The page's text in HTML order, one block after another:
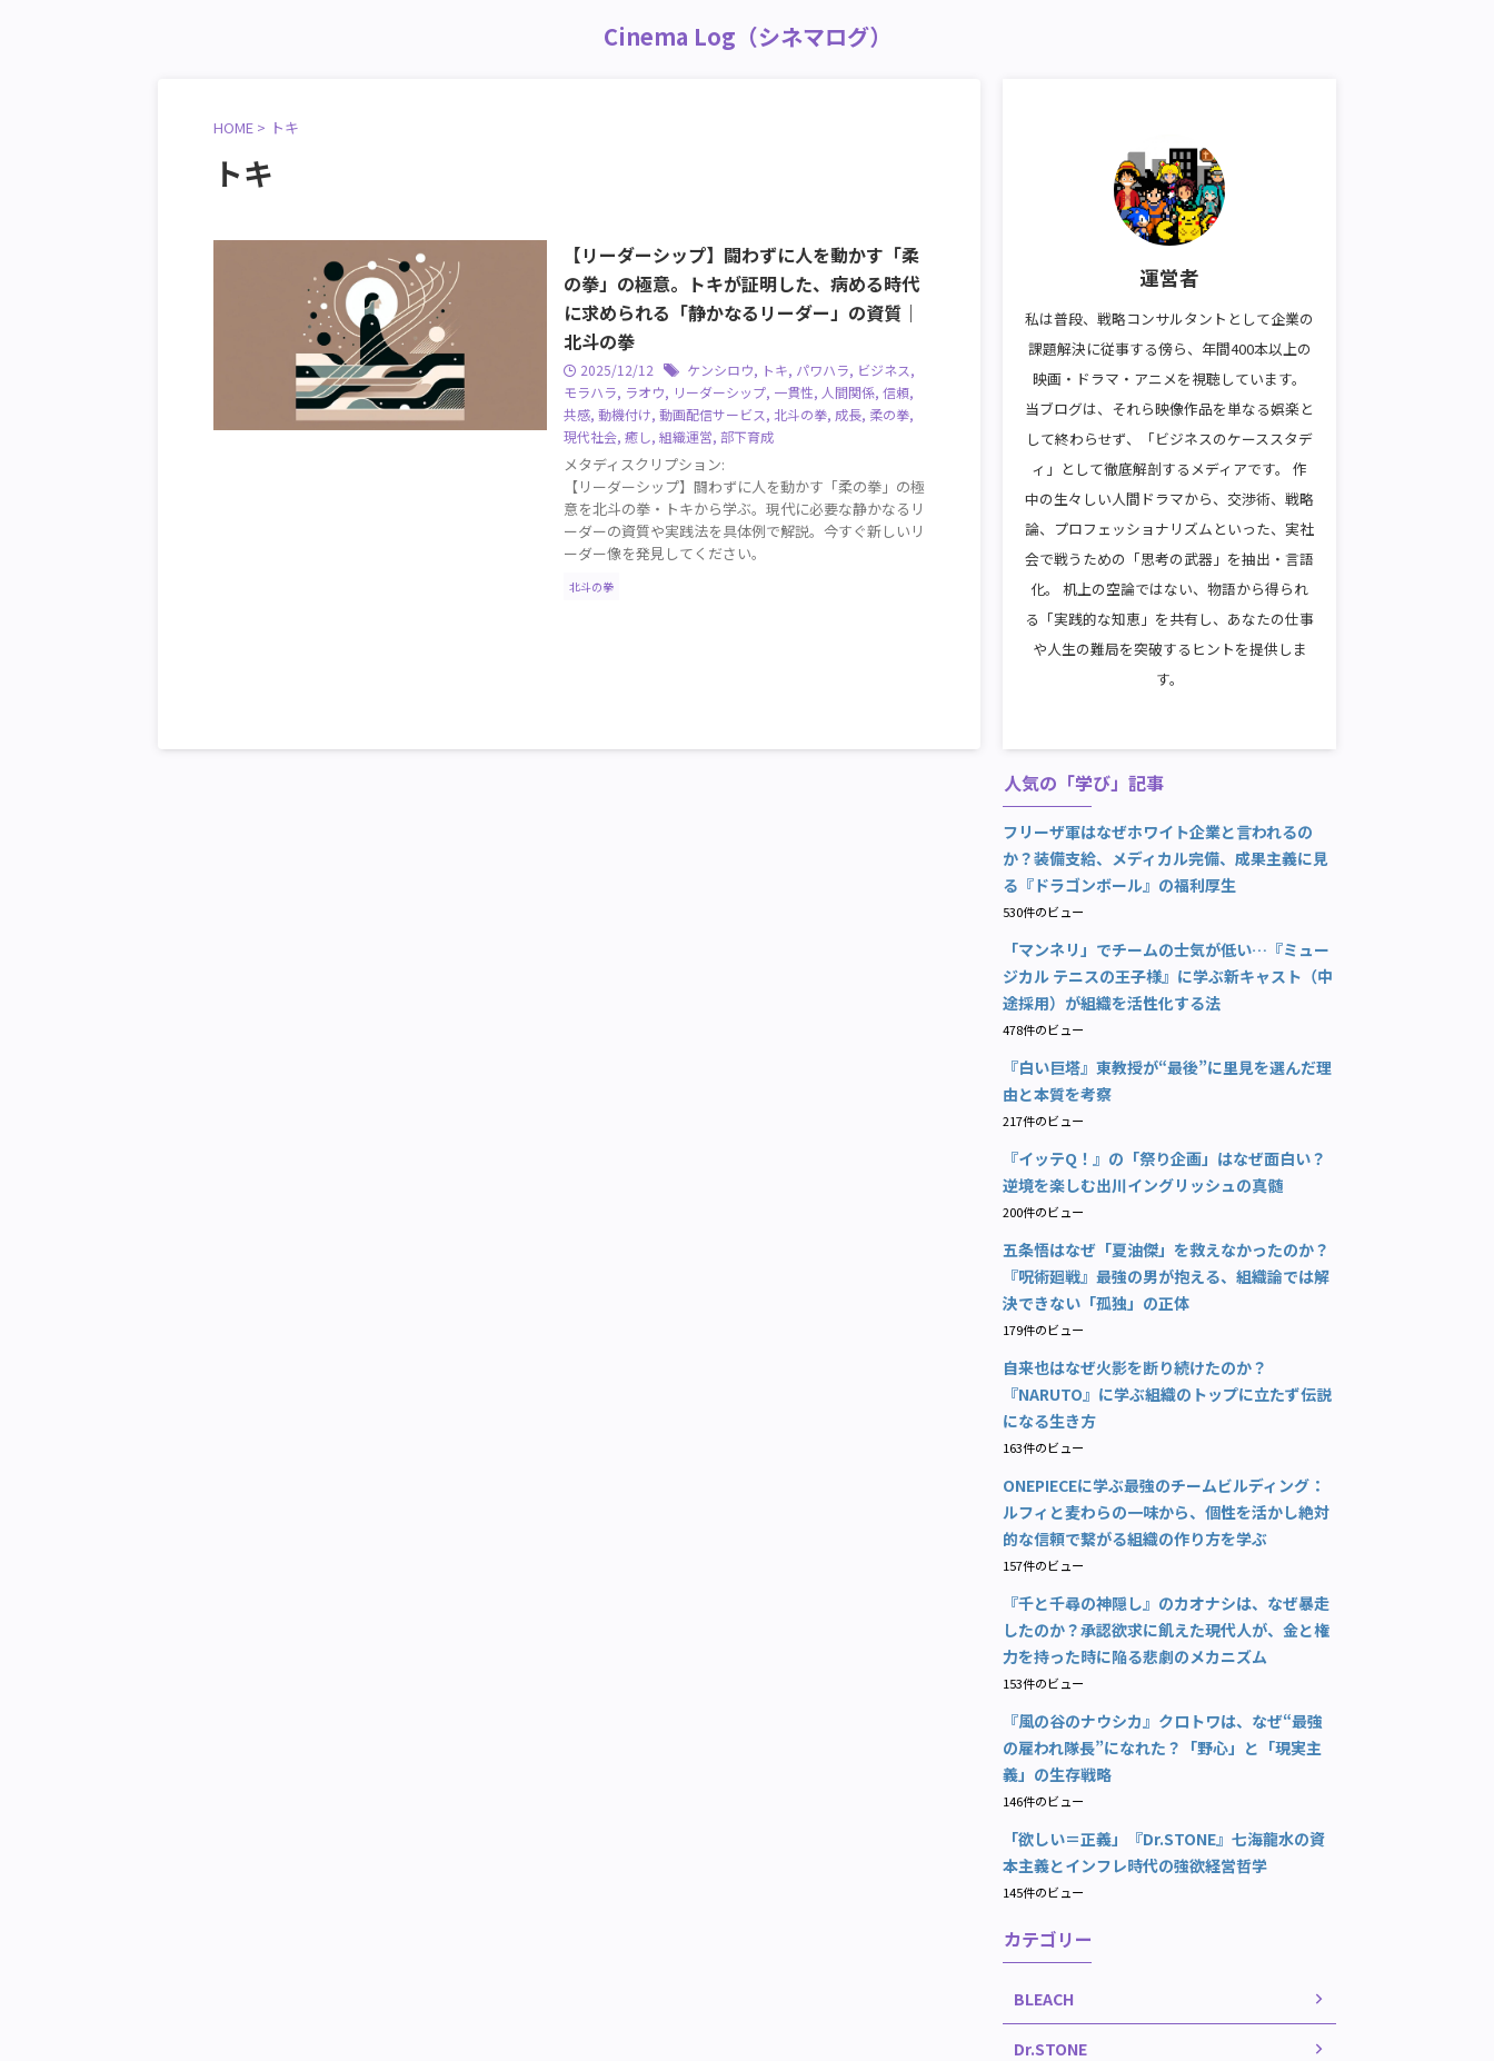
Cinema Log（シネマログ）
HOME > トキ
トキ
【リーダーシップ】闘わずに人を動かす「柔
の拳」の極意。トキが証明した、病める時代
に求められる「静かなるリーダー」の資質｜
北斗の拳
2025/12/12 ケンシロウ, トキ, パワハラ, ビジネス,
モラハラ, ラオウ, リーダーシップ, 一貫性, 人間関係, 信頼,
共感, 動機付け, 動画配信サービス, 北斗の拳, 成長, 柔の拳,
現代社会, 癒し, 組織運営, 部下育成
メタディスクリプション:
【リーダーシップ】闘わずに人を動かす「柔の拳」の極
意を北斗の拳・トキから学ぶ。現代に必要な静かなるリ
ーダーの資質や実践法を具体例で解説。今すぐ新しいリ
ーダー像を発見してください。
北斗の拳
運営者
私は普段、戦略コンサルタントとして企業の
課題解決に従事する傍ら、年間400本以上の
映画・ドラマ・アニメを視聴しています。
当ブログは、それら映像作品を単なる娯楽と
して終わらせず、「ビジネスのケーススタデ
ィ」として徹底解剖するメディアです。 作
中の生々しい人間ドラマから、交渉術、戦略
論、プロフェッショナリズムといった、実社
会で戦うための「思考の武器」を抽出・言語
化。 机上の空論ではない、物語から得られ
る「実践的な知恵」を共有し、あなたの仕事
や人生の難局を突破するヒントを提供しま
す。
人気の「学び」記事
フリーザ軍はなぜホワイト企業と言われるの
か？装備支給、メディカル完備、成果主義に見
る『ドラゴンボール』の福利厚生
530件のビュー
「マンネリ」でチームの士気が低い…『ミュー
ジカル テニスの王子様』に学ぶ新キャスト（中
途採用）が組織を活性化する法
478件のビュー
『白い巨塔』東教授が“最後”に里見を選んだ理
由と本質を考察
217件のビュー
『イッテQ！』の「祭り企画」はなぜ面白い？
逆境を楽しむ出川イングリッシュの真髄
200件のビュー
五条悟はなぜ「夏油傑」を救えなかったのか？
『呪術廻戦』最強の男が抱える、組織論では解
決できない「孤独」の正体
179件のビュー
自来也はなぜ火影を断り続けたのか？
『NARUTO』に学ぶ組織のトップに立たず伝説
になる生き方
163件のビュー
ONEPIECEに学ぶ最強のチームビルディング：
ルフィと麦わらの一味から、個性を活かし絶対
的な信頼で繋がる組織の作り方を学ぶ
157件のビュー
『千と千尋の神隠し』のカオナシは、なぜ暴走
したのか？承認欲求に飢えた現代人が、金と権
力を持った時に陥る悲劇のメカニズム
153件のビュー
『風の谷のナウシカ』クロトワは、なぜ“最強
の雇われ隊長”になれた？「野心」と「現実主
義」の生存戦略
146件のビュー
「欲しい＝正義」『Dr.STONE』七海龍水の資
本主義とインフレ時代の強欲経営哲学
145件のビュー
カテゴリー
BLEACH
Dr.STONE